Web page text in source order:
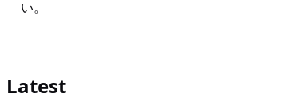
い。
Latest